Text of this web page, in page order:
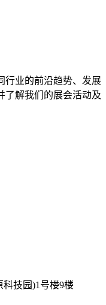
行业的前沿趋势、发展
了解我们的展会活动及
科技园)1号楼9楼